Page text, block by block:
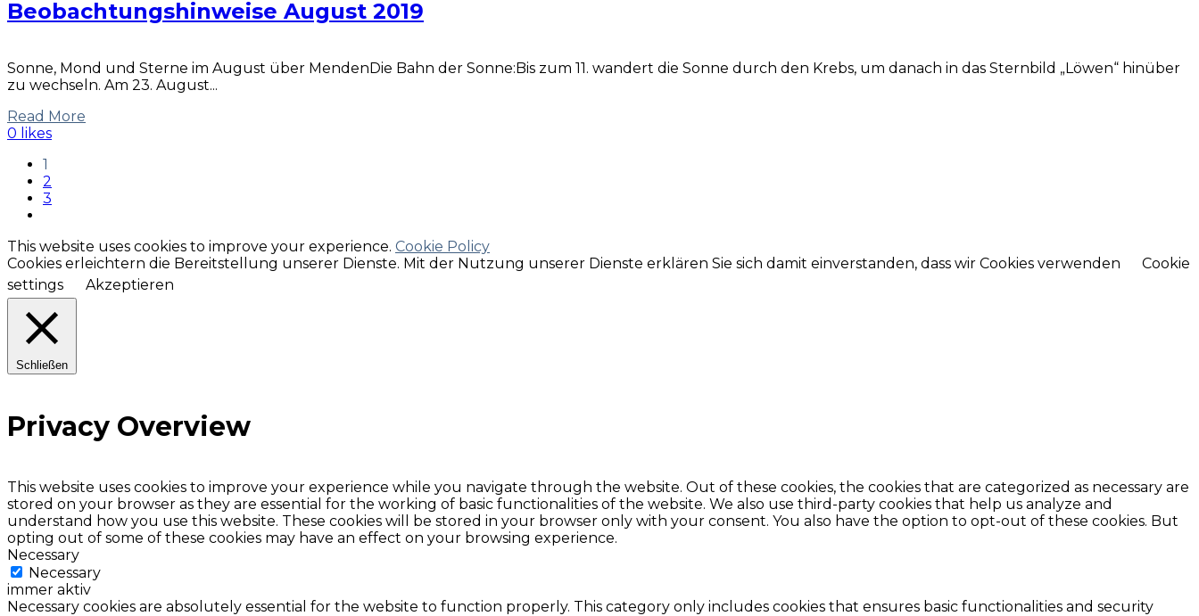
Beobachtungshinweise August 2019
Sonne, Mond und Sterne im August über MendenDie Bahn der Sonne:Bis zum 11. wandert die Sonne durch den Krebs, um danach in das Sternbild „Löwen“ hinüber
zu wechseln. Am 23. August...
Read More
0 likes
1
2
3
This website uses cookies to improve your experience. Cookie Policy
Cookies erleichtern die Bereitstellung unserer Dienste. Mit der Nutzung unserer Dienste erklären Sie sich damit einverstanden, dass wir Cookies verwenden
Cookie
settings
Akzeptieren
Schließen
Privacy Overview
This website uses cookies to improve your experience while you navigate through the website. Out of these cookies, the cookies that are categorized as necessary are
stored on your browser as they are essential for the working of basic functionalities of the website. We also use third-party cookies that help us analyze and
understand how you use this website. These cookies will be stored in your browser only with your consent. You also have the option to opt-out of these cookies. But
opting out of some of these cookies may have an effect on your browsing experience.
Necessary
Necessary
immer aktiv
Necessary cookies are absolutely essential for the website to function properly. This category only includes cookies that ensures basic functionalities and security